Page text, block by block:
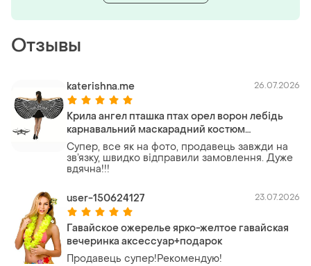
Отзывы
katerishna.me 26.07.2026
Крила ангел пташка птах орел ворон лебідь
карнавальний маскарадний костюм
карнавальный птица лебедь крылья
карнавальный воробей ворона
Супер, все як на фото, продавець завжди на
зв’язку, швидко відправили замовлення. Дуже
вдячна!!!
user-150624127 23.07.2026
Гавайское ожерелье ярко-желтое гавайская
вечеринка аксессуар+подарок
Продавець супер!Рекомендую!